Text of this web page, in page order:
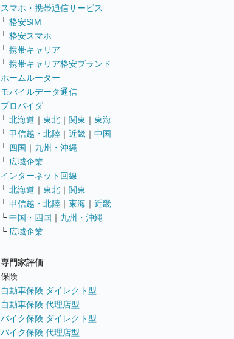
スマホ・携帯通信サービス
└ 格安SIM
└ 格安スマホ
└ 携帯キャリア
└ 携帯キャリア格安ブランド
ホームルーター
モバイルデータ通信
プロバイダ
└ 北海道 ｜ 東北 ｜ 関東 ｜ 東海
└ 甲信越・北陸 ｜ 近畿 ｜ 中国
└ 四国 ｜ 九州・沖縄
└ 広域企業
インターネット回線
└ 北海道 ｜ 東北 ｜ 関東
└ 甲信越・北陸 ｜ 東海 ｜ 近畿
└ 中国・四国 ｜ 九州・沖縄
└ 広域企業
専門家評価
保険
自動車保険 ダイレクト型
自動車保険 代理店型
バイク保険 ダイレクト型
バイク保険 代理店型